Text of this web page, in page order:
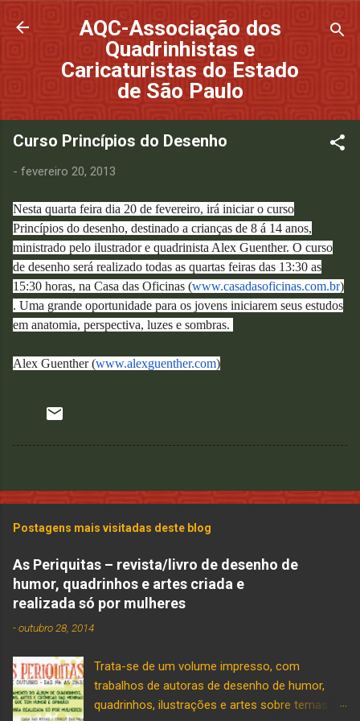
Pular para o conteúdo principal
AQC-Associação dos
Quadrinhistas e
Caricaturistas do Estado
de São Paulo
Curso Princípios do Desenho
- fevereiro 20, 2013
Nesta quarta feira dia 20 de fevereiro, irá iniciar o curso
Princípios do desenho, destinado a crianças de 8 á 14 anos,
ministrado pelo ilustrador e quadrinista Alex Guenther. O curso
de desenho será realizado todas as quartas feiras das 13:30 as
15:30 horas, na Casa das Oficinas (www.casadasoficinas.com.br)
. Uma grande oportunidade para os jovens iniciarem seus estudos
em anatomia, perspectiva, luzes e sombras.
Alex Guenther (www.alexguenther.com)
Postagens mais visitadas deste blog
As Periquitas – revista/livro de desenho de
humor, quadrinhos e artes criada e
realizada só por mulheres
-outubro 28, 2014
Trata-se de um volume impresso, com
trabalhos de autoras de desenho de humor,
quadrinhos, ilustrações e artes sobre temas